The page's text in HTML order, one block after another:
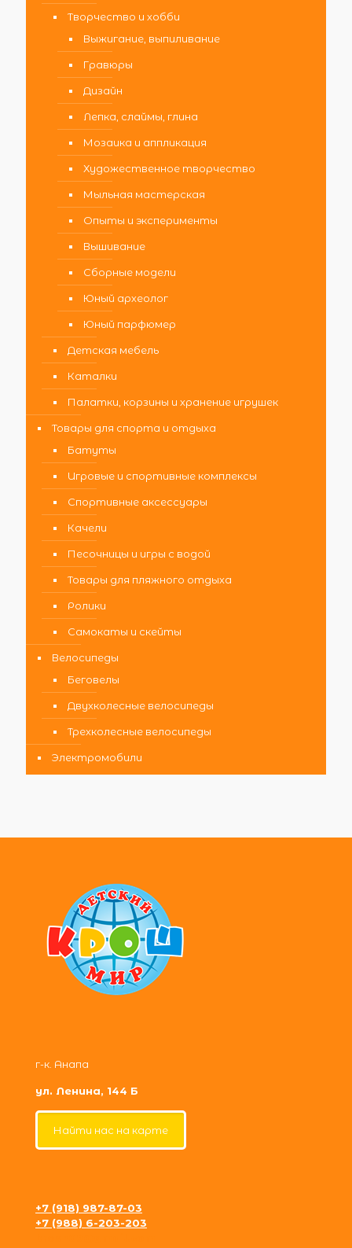
Творчество и хобби
Выжигание, выпиливание
Гравюры
Дизайн
Лепка, слаймы, глина
Мозаика и аппликация
Художественное творчество
Мыльная мастерская
Опыты и эксперименты
Вышивание
Сборные модели
Юный археолог
Юный парфюмер
Детская мебель
Каталки
Палатки, корзины и хранение игрушек
Товары для спорта и отдыха
Батуты
Игровые и спортивные комплексы
Спортивные аксессуары
Качели
Песочницы и игры с водой
Товары для пляжного отдыха
Ролики
Самокаты и скейты
Велосипеды
Беговелы
Двухколесные велосипеды
Трехколесные велосипеды
Электромобили
г-к. Анапа
ул. Ленина, 144 Б
Найти нас на карте
+7 (918) 987-87-03
+7 (988) 6-203-203